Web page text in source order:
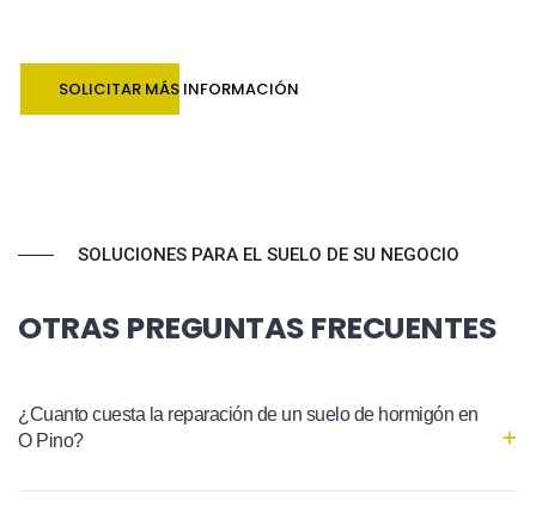
SOLICITAR MÁS INFORMACIÓN
SOLUCIONES PARA EL SUELO DE SU NEGOCIO
OTRAS PREGUNTAS FRECUENTES
¿Cuanto cuesta la reparación de un suelo de hormigón en
O Pino?